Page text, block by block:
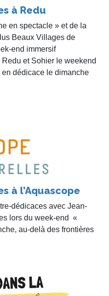
à Redu
en spectacle » et de la
Beaux Villages de
end immersif
et Sohier le weekend
dédicace le dimanche
à l’Aquascope
dédicaces avec Jean-
lors du week-end «
au-delà des frontières